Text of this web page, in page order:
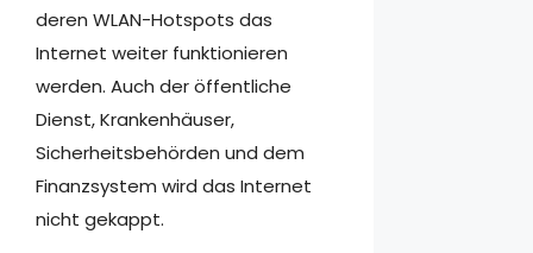
deren WLAN-Hotspots das
Internet weiter funktionieren
werden. Auch der öffentliche
Dienst, Krankenhäuser,
Sicherheitsbehörden und dem
Finanzsystem wird das Internet
nicht gekappt.